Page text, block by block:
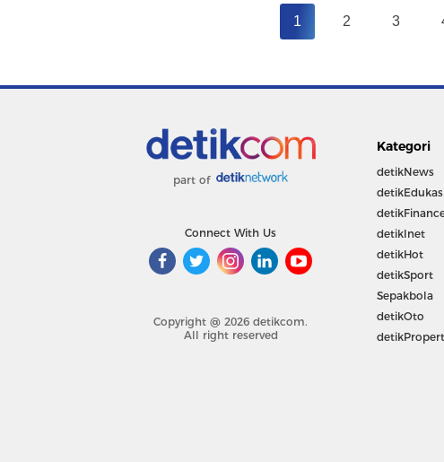
1 2 3
part of
Connect With Us
Copyright @ 2026 detikcom.
All right reserved
Kategori
detikNews
detikInet
detikHot
detikSport
Sepakbola
detikOto